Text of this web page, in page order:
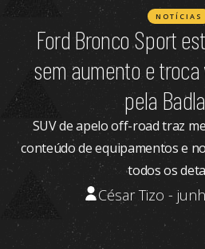
NOTÍCIAS
Ford Bronco Sport
sem aumento e
pela
SUV de apelo off-road traz
conteúdo de equipamentos e
todos os
César Tizo -